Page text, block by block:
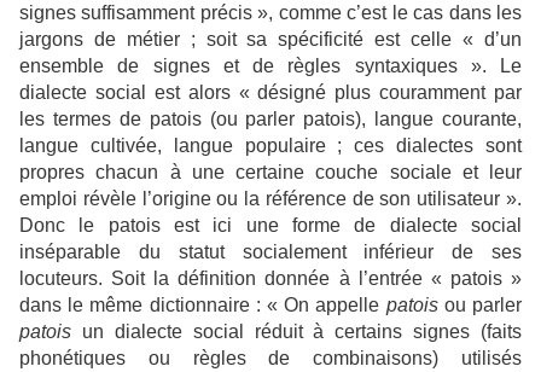
signes suffisamment précis », comme c’est le cas dans les
jargons de métier ; soit sa spécificité est celle « d’un
ensemble de signes et de règles syntaxiques ». Le
dialecte social est alors « désigné plus couramment par
les termes de patois (ou parler patois), langue courante,
langue cultivée, langue populaire ; ces dialectes sont
propres chacun à une certaine couche sociale et leur
emploi révèle l’origine ou la référence de son utilisateur ».
Donc le patois est ici une forme de dialecte social
inséparable du statut socialement inférieur de ses
locuteurs. Soit la définition donnée à l’entrée « patois »
dans le même dictionnaire : « On appelle patoisou parler
patois un dialecte social réduit à certains signes (faits
phonétiques ou règles de combinaisons) utilisés